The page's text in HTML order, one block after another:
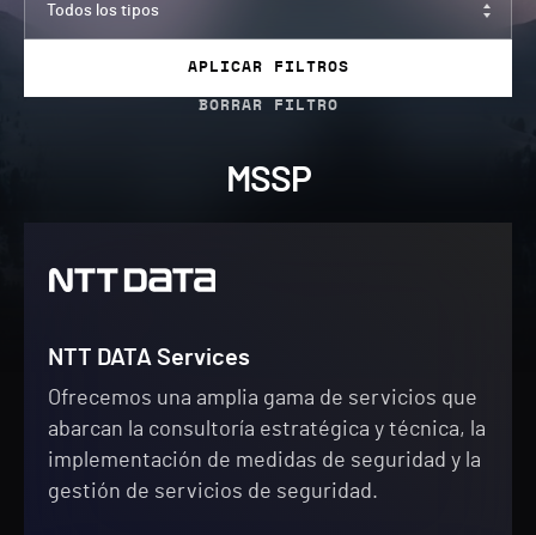
Todos los tipos
APLICAR FILTROS
MSSP
NTT DATA Services
Ofrecemos una amplia gama de servicios que
abarcan la consultoría estratégica y técnica, la
implementación de medidas de seguridad y la
gestión de servicios de seguridad.